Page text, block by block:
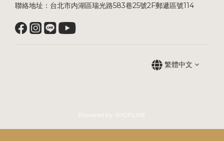
聯絡地址：台北市内湖區瑞光路583巷25號2F郵遞區號114
繁體中文
Powered by SHOPLINE